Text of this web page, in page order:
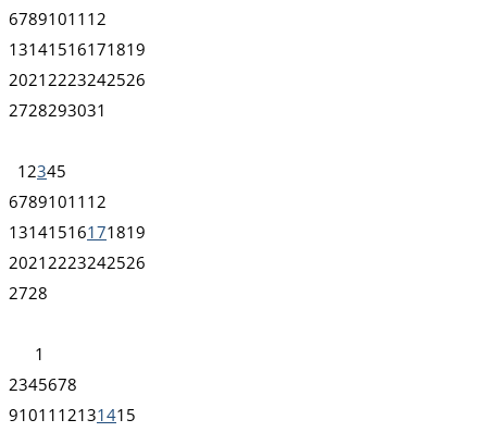
67891011 12
13141516171819
2021 2223242526
2728293031
1 2345
67891011 12
13141516171819
2021 2223242526
2728
1
2345678
91011 12131415